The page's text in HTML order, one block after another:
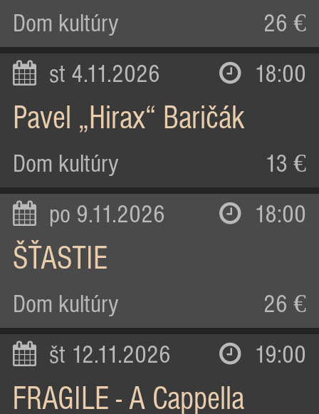
Dom kultúry 26 €
st 4.11.2026 18:00
Pavel „Hirax“ Baričák
Dom kultúry 13 €
po 9.11.2026 18:00
ŠŤASTIE
Dom kultúry 26 €
št 12.11.2026 19:00
FRAGILE - A Cappella